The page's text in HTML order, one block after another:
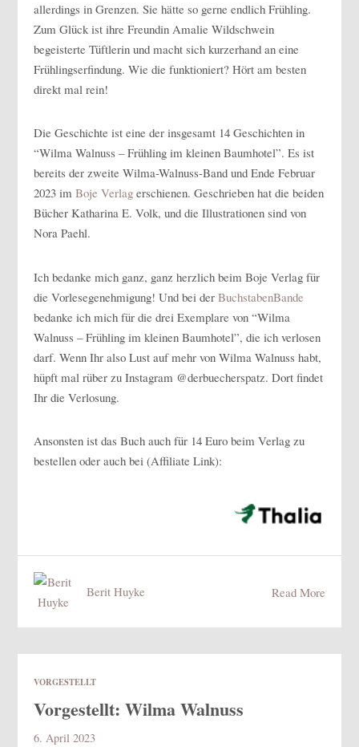
allerdings in Grenzen. Sie hätte so gerne endlich Frühling.
Zum Glück ist ihre Freundin Amalie Wildschwein
begeisterte Tüftlerin und macht sich kurzerhand an eine
Frühlingserfindung. Wie die funktioniert? Hört am besten
direkt mal rein!
Die Geschichte ist eine der insgesamt 14 Geschichten in
“Wilma Walnuss – Frühling im kleinen Baumhotel”. Es ist
bereits der zweite Wilma-Walnuss-Band und Ende Februar
2023 imBoje Verlag erschienen. Geschrieben hat die beiden
Bücher Katharina E. Volk, und die Illustrationen sind von
Nora Paehl.
Ich bedanke mich ganz, ganz herzlich beim Boje Verlag für
die Vorlesegenehmigung! Und bei derBuchstabenBande
bedanke ich mich für die drei Exemplare von “Wilma
Walnuss – Frühling im kleinen Baumhotel”, die ich verlosen
darf. Wenn Ihr also Lust auf mehr von Wilma Walnuss habt,
hüpft mal rüber zu Instagram @derbuecherspatz. Dort findet
Ihr die Verlosung.
Ansonsten ist das Buch auch für 14 Euro beim Verlag zu
bestellen oder auch bei (Affiliate Link):
Read More
Berit Huyke
VORGESTELLT
Vorgestellt: Wilma Walnuss
6. April 2023